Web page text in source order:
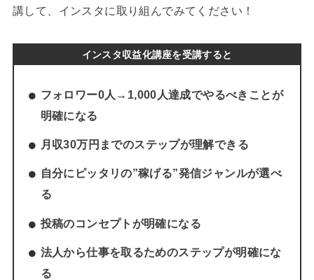
講して、インスタに取り組んでみてください！
インスタ収益化講座を受講すると
フォロワー0人→1,000人達成でやるべきことが
明確になる
月収30万円までのステップが理解できる
自分にピッタリの”稼げる”発信ジャンルが選べ
る
投稿のコンセプトが明確になる
法人から仕事を取るためのステップが明確にな
る